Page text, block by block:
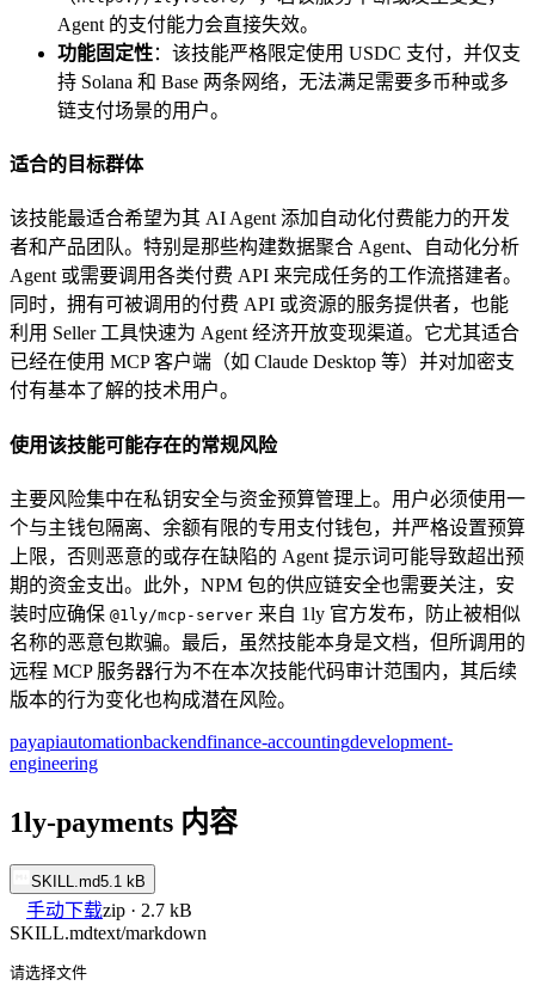
Agent 的支付能力会直接失效。
功能固定性：该技能严格限定使用 USDC 支付，并仅支
持 Solana 和 Base 两条网络，无法满足需要多币种或多
链支付场景的用户。
适合的目标群体
该技能最适合希望为其 AI Agent 添加自动化付费能力的开发
者和产品团队。特别是那些构建数据聚合 Agent、自动化分析
Agent 或需要调用各类付费 API 来完成任务的工作流搭建者。
同时，拥有可被调用的付费 API 或资源的服务提供者，也能
利用 Seller 工具快速为 Agent 经济开放变现渠道。它尤其适合
已经在使用 MCP 客户端（如 Claude Desktop 等）并对加密支
付有基本了解的技术用户。
使用该技能可能存在的常规风险
主要风险集中在私钥安全与资金预算管理上。用户必须使用一
个与主钱包隔离、余额有限的专用支付钱包，并严格设置预算
上限，否则恶意的或存在缺陷的 Agent 提示词可能导致超出预
期的资金支出。此外，NPM 包的供应链安全也需要关注，安
装时应确保 @1ly/mcp-server 来自 1ly 官方发布，防止被相似
名称的恶意包欺骗。最后，虽然技能本身是文档，但所调用的
远程 MCP 服务器行为不在本次技能代码审计范围内，其后续
版本的行为变化也构成潜在风险。
payapiautomationbackendfinance-accountingdevelopment-
engineering
1ly-payments 内容
SKILL.md5.1 kB
手动下载zip · 2.7 kB
SKILL.mdtext/markdown
请选择文件